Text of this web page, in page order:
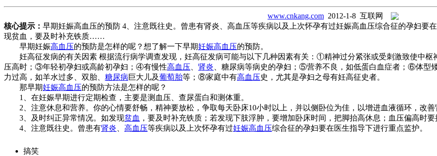
www.cnkang.com 2012-1-8 互联网
核心提示： 早期妊娠高血压的预防 4、注意既往史。曾患有肾炎、高血压等疾病以及上次怀孕有过妊娠高血压综合征的孕
现贫血，要及时补充铁质……
早期妊娠高血压的预防是怎样的呢？想了解一下早期妊娠高血压的预防。
妊高征发病的有关因素 根据流行病学调查发现，妊高征发病可能与以下几种因素有关：①精神过分紧张或受刺激致使中枢
压高时；③年轻初孕妇或高龄初孕妇；④有慢性高血压 肾炎 、糖尿病等病史的孕妇；⑤营养不良，如低蛋白血症者；⑥体型
力过高，如羊水过多、双胎、 糖尿病巨大儿及葡萄胎等；⑧家庭中有高血压史，尤其是孕妇之母有妊高征史者。
那早期妊娠高血压的预防方法是怎样的呢？
1、在妊娠早期进行定期检查，主要是测血压、查尿蛋白和测体重。
2、注意休息和营养。你的心情要舒畅，精神要放松，争取每天卧床10小时以上，并以侧卧位为佳，以增进血液循环，改善
3、及时纠正异常情况。如发现贫血 ，要及时补充铁质；若发现下肢浮肿，要增加卧床时间，把脚抬高休息；血压偏高时
4、注意既往史。曾患有肾炎 高血压等疾病以及上次怀孕有过妊娠高血压综合征的孕妇要在医生指导下进行重点监护。
搞笑